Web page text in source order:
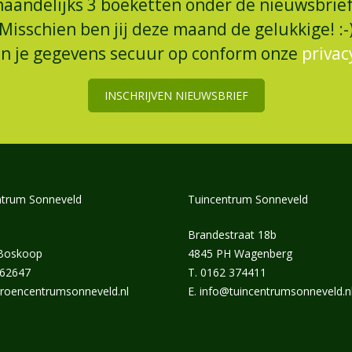
ben jij deze maand de gelukkige! :-
je gegevens secuur op conform onze
INSCHRIJVEN NIEUWSBRIEF
Sonneveld Tuincentrum Sonneveld
Brandestraat 18b
4845 PH Wagenberg
T. 0162 374411
E.